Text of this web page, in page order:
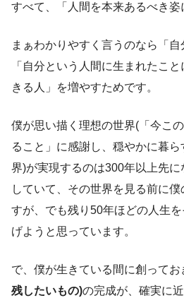
すべて、「人間を本来あるべき姿
まぁわかりやすく言うのなら「自
「自分という人間に生まれたこ
きる人」を増やすためです。
僕が思い描く理想の世界(「今こ
ること」に感謝し、穏やかに暮
界)が実現するのは300年以上先
していて、その世界を見る前に
すが、でも残り50年ほどの人生
げようと思っています。
で、僕が生きている間に創ってお
残したいもの)の完成が、確実に